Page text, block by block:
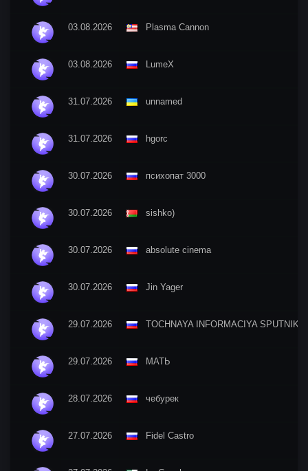
03.08.2026 Plasma Cannon
03.08.2026 LumeX
31.07.2026 unnamed
31.07.2026 hgorc
30.07.2026 психопат 3000
30.07.2026 sishko)
30.07.2026 absolute cinema
30.07.2026 Jin Yager
29.07.2026 TOCHNAYA INFORMACIYA SPUTNIKA
29.07.2026 МАТЬ
28.07.2026 чебурек
27.07.2026 Fidel Castro